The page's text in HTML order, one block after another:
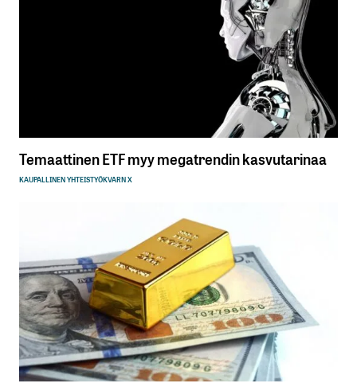
Temaattinen ETF myy megatrendin kasvutarinaa
KAUPALLINEN YHTEISTYÖKVARN X